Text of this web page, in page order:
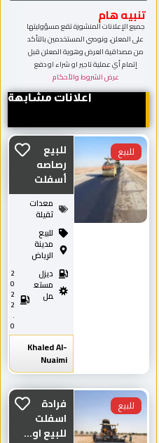
تنبيه هام
جميع الإعلانات المنشورة تقع مسؤوليتها
على المعلن، ونوصي المستخدمين بالتأكد
من مصداقية العرض وهوية المعلن قبل
إتمام أي عملية تاجير او شراء او دفع
عرض الشروط والأحكام
اعلانات مشابهة
للبيع
رصاصه
أسفلت
معدات
ثقيلة
للبيع
مدينة
الرياض
ديزل
مستع
مل
2
0
2
2
.
0
Khaled Al-
Nuaimi
للبيع
فرادة
اسفلت
للبيع او...
للبيع